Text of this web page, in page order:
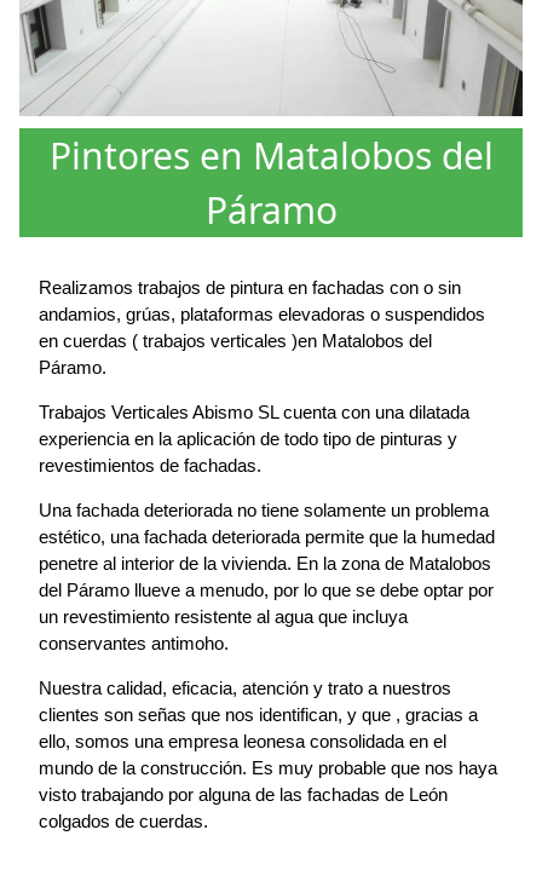
Pintores en Matalobos del
Páramo
Realizamos trabajos de pintura en fachadas con o sin
andamios, grúas, plataformas elevadoras o suspendidos
en cuerdas ( trabajos verticales )en Matalobos del
Páramo.
Trabajos Verticales Abismo SL cuenta con una dilatada
experiencia en la aplicación de todo tipo de pinturas y
revestimientos de fachadas.
Una fachada deteriorada no tiene solamente un problema
estético, una fachada deteriorada permite que la humedad
penetre al interior de la vivienda. En la zona de Matalobos
del Páramo llueve a menudo, por lo que se debe optar por
un revestimiento resistente al agua que incluya
conservantes antimoho.
Nuestra calidad, eficacia, atención y trato a nuestros
clientes son señas que nos identifican, y que , gracias a
ello, somos una empresa leonesa consolidada en el
mundo de la construcción. Es muy probable que nos haya
visto trabajando por alguna de las fachadas de León
colgados de cuerdas.